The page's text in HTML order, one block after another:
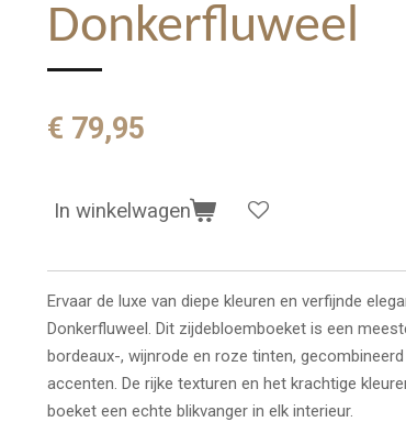
Donkerfluweel
€ 79,95
In winkelwagen
Ervaar de luxe van diepe kleuren en verfijnde
Donkerfluweel. Dit zijdebloemboeket is een
bordeaux-, wijnrode en roze tinten,
accenten. De rijke texturen en het krachtige
boeket een echte blikvanger in elk interieur.